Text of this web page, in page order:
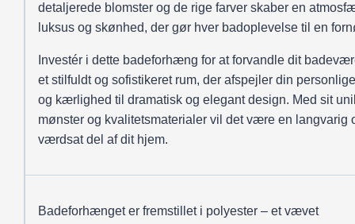
detaljerede blomster og de rige farver skaber en
luksus og skønhed, der gør hver badoplevelse til en
Investér i dette badeforhæng for at forvandle dit
et stilfuldt og sofistikeret rum, der afspejler din
og kærlighed til dramatisk og elegant design. Med sit
mønster og kvalitetsmaterialer vil det være en langvarig
værdsat del af dit hjem.
Badeforhænget er fremstillet i polyester – et vævet